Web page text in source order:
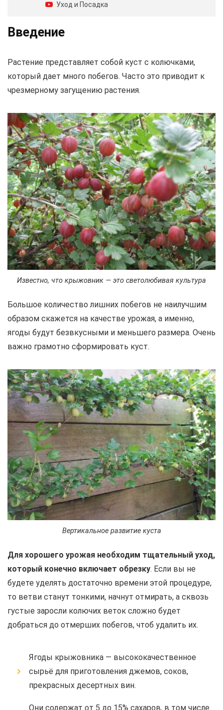
Уход и Посадка
Введение
Растение представляет собой куст с колючками,
который дает много побегов. Часто это приводит к
чрезмерному загущению растения.
Известно, что крыжовник — это светолюбивая культура
Большое количество лишних побегов не наилучшим
образом скажется на качестве урожая, а именно,
ягоды будут безвкусными и меньшего размера. Очень
важно грамотно сформировать куст.
Вертикальное развитие куста
Для хорошего урожая необходим тщательный уход,
который конечно включает обрезку. Если вы не
будете уделять достаточно времени этой процедуре,
то ветви станут тонкими, начнут отмирать, а сквозь
густые заросли колючих веток сложно будет
добраться до отмерших побегов, чтоб удалить их.
Ягоды крыжовника — высококачественное
сырьё для приготовления джемов, соков,
прекрасных десертных вин.
Они содержат от 5 до 15% сахаров, в том числе